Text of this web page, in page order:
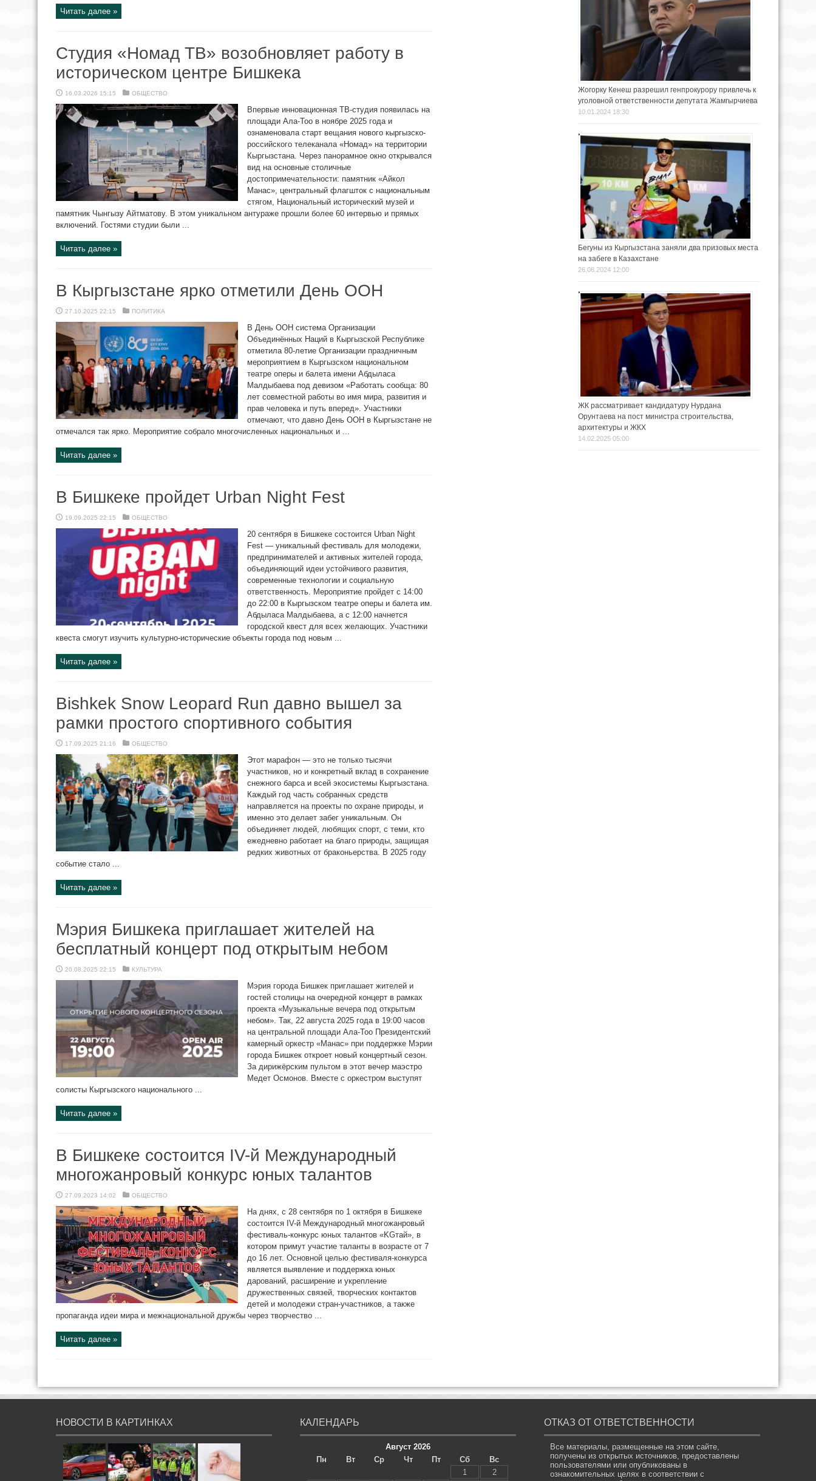
Читать далее »
Студия «Номад ТВ» возобновляет работу в
историческом центре Бишкека
16.03.2026 15:15 ОБЩЕСТВО
Впервые инновационная ТВ-студия появилась на
площади Ала-Тоо в ноябре 2025 года и
ознаменовала старт вещания нового кыргызско-
российского телеканала «Номад» на территории
Кыргызстана. Через панорамное окно открывался
вид на основные столичные
достопримечательности: памятник «Айкол
Манас», центральный флагшток с национальным
стягом, Национальный исторический музей и
памятник Чынгызу Айтматову. В этом уникальном антураже прошли более 60 интервью и прямых
включений. Гостями студии были ...
Читать далее »
В Кыргызстане ярко отметили День ООН
27.10.2025 22:15 ПОЛИТИКА
В День ООН система Организации
Объединённых Наций в Кыргызской Республике
отметила 80-летие Организации праздничным
мероприятием в Кыргызском национальном
театре оперы и балета имени Абдыласа
Малдыбаева под девизом «Работать сообща: 80
лет совместной работы во имя мира, развития и
прав человека и путь вперед». Участники
отмечают, что давно День ООН в Кыргызстане не
отмечался так ярко. Мероприятие собрало многочисленных национальных и ...
Читать далее »
В Бишкеке пройдет Urban Night Fest
19.09.2025 22:15 ОБЩЕСТВО
20 сентября в Бишкеке состоится Urban Night
Fest — уникальный фестиваль для молодежи,
предпринимателей и активных жителей города,
объединяющий идеи устойчивого развития,
современные технологии и социальную
ответственность. Мероприятие пройдет с 14:00
до 22:00 в Кыргызском театре оперы и балета им.
Абдыласа Малдыбаева, а с 12:00 начнется
городской квест для всех желающих. Участники
квеста смогут изучить культурно-исторические объекты города под новым ...
Читать далее »
Bishkek Snow Leopard Run давно вышел за
рамки простого спортивного события
17.09.2025 21:16 ОБЩЕСТВО
Этот марафон — это не только тысячи
участников, но и конкретный вклад в сохранение
снежного барса и всей экосистемы Кыргызстана.
Каждый год часть собранных средств
направляется на проекты по охране природы, и
именно это делает забег уникальным. Он
объединяет людей, любящих спорт, с теми, кто
ежедневно работает на благо природы, защищая
редких животных от браконьерства. В 2025 году
событие стало ...
Читать далее »
Мэрия Бишкека приглашает жителей на
бесплатный концерт под открытым небом
20.08.2025 22:15 КУЛЬТУРА
Мэрия города Бишкек приглашает жителей и
гостей столицы на очередной концерт в рамках
проекта «Музыкальные вечера под открытым
небом». Так, 22 августа 2025 года в 19:00 часов
на центральной площади Ала-Тоо Президентский
камерный оркестр «Манас» при поддержке Мэрии
города Бишкек откроет новый концертный сезон.
За дирижёрским пультом в этот вечер маэстро
Медет Осмонов. Вместе с оркестром выступят
солисты Кыргызского национального ...
Читать далее »
В Бишкеке состоится IV-й Международный
многожанровый конкурс юных талантов
27.09.2023 14:02 ОБЩЕСТВО
На днях, с 28 сентября по 1 октября в Бишкеке
состоится IV-й Международный многожанровый
фестиваль-конкурс юных талантов «KGтай», в
котором примут участие таланты в возрасте от 7
до 16 лет. Основной целью фестиваля-конкурса
является выявление и поддержка юных
дарований, расширение и укрепление
дружественных связей, творческих контактов
детей и молодежи стран-участников, а также
пропаганда идеи мира и межнациональной дружбы через творчество ...
Читать далее »
Жогорку Кенеш разрешил генпрокурору привлечь к
уголовной ответственности депутата Жамгырчиева
10.01.2024 18:30
Бегуны из Кыргызстана заняли два призовых места
на забеге в Казахстане
26.08.2024 12:00
ЖК рассматривает кандидатуру Нурдана
Орунтаева на пост министра строительства,
архитектуры и ЖКХ
14.02.2025 05:00
НОВОСТИ В КАРТИНКАХ КАЛЕНДАРЬ
Август 2026
Пн
Вт Ср Чт Пт Сб
Вс
1
2
ОТКАЗ ОТ ОТВЕТСТВЕННОСТИ
Все материалы, размещенные на этом сайте,
получены из открытых источников, предоставлены
пользователями или опубликованы в
ознакомительных целях в соответствии с